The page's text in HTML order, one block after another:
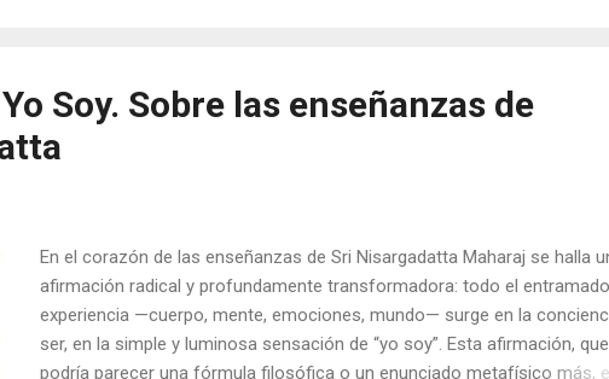
siempre analiza, compara y teme. La atención plena, entonces, no es
cosa que un estado de presencia s...
Soy. Sobre las enseñanzas de
En el corazón de las enseñanzas de Sri Nisargadatta Maharaj se halla
afirmación radical y profundamente transformadora: todo el
experiencia —cuerpo, mente, emociones, mundo— surge en la
ser, en la simple y luminosa sensación de “yo soy”. Esta afirmación, que
podría parecer una fórmula filosófica o un enunciado metafísico más,